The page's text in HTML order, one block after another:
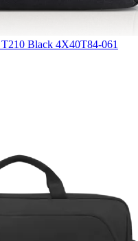
Black 4X40T84-061